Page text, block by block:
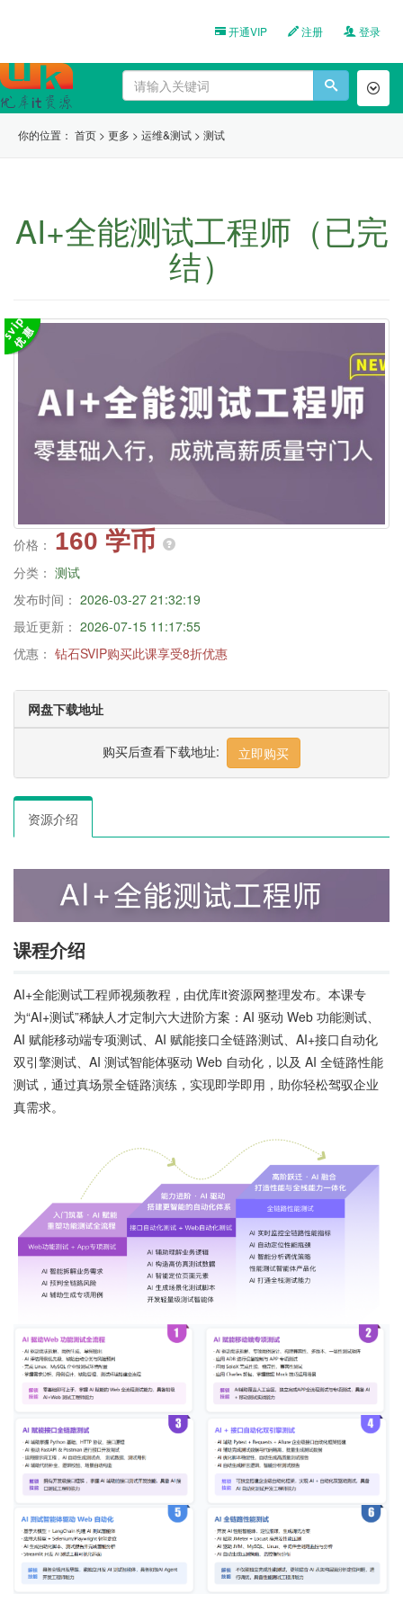
开通VIP 注册 登录
你的位置： 首页 > 更多 > 运维&测试 > 测试
AI+全能测试工程师（已完
结）
价格： 160 学币
分类： 测试
发布时间： 2026-03-27 21:32:19
最近更新： 2026-07-15 11:17:55
优惠： 钻石SVIP购买此课享受8折优惠
网盘下载地址
购买后查看下载地址: 立即购买
资源介绍
课程介绍
AI+全能测试工程师视频教程，由优库it资源网整理发布。本课专
为“AI+测试”稀缺人才定制六大进阶方案：AI 驱动 Web 功能测试、
AI 赋能移动端专项测试、AI 赋能接口全链路测试、AI+接口自动化
双引擎测试、AI 测试智能体驱动 Web 自动化，以及 AI 全链路性能
测试，通过真场景全链路演练，实现即学即用，助你轻松驾驭企业
真需求。